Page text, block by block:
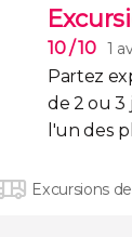
10/ 10 1
Partez
de 2 ou 3
l'un des
Excursions